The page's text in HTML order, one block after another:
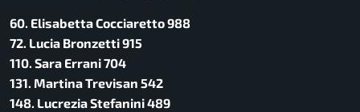
60. Elisabetta Cocciaretto 988
72. Lucia Bronzetti 915
110. Sara Errani 704
131. Martina Trevisan 542
148. Lucrezia Stefanini 489